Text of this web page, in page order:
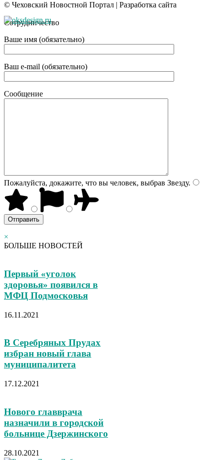
© Чеховский Новостной Портал | Разработка сайта
Сотрудничество
Ваше имя (обязательно)
Ваш e-mail (обязательно)
Сообщение
Пожалуйста, докажите, что вы человек, выбрав Звезду.
×
БОЛЬШЕ НОВОСТЕЙ
Первый «уголок
здоровья» появился в
МФЦ Подмосковья
16.11.2021
В Серебряных Прудах
избран новый глава
муниципалитета
17.12.2021
Нового главврача
назначили в городской
больнице Дзержинского
28.10.2021